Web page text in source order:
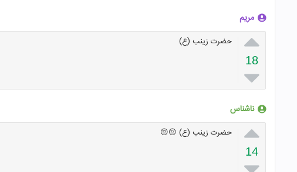
مریم

18

حضرت زینب (ع)
ناشناس

14
حضرت زینب (ع) 😔😔